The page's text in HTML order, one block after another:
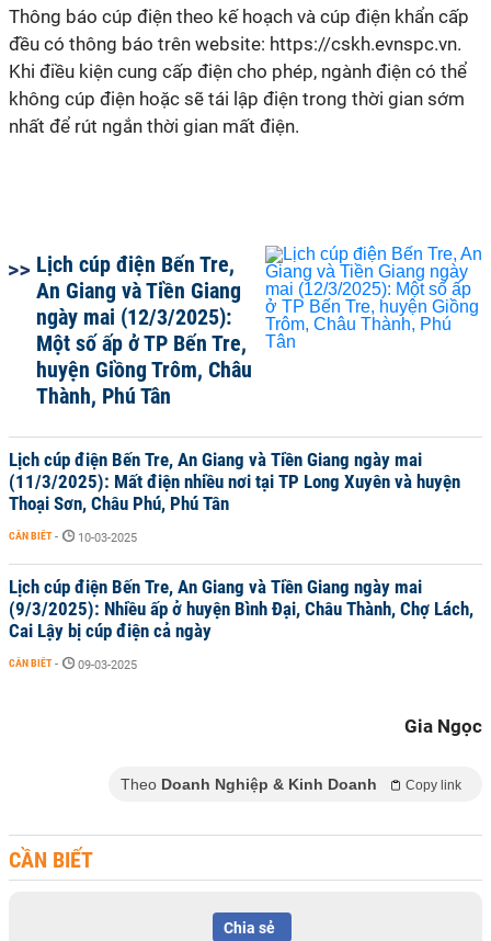
Thông báo cúp điện theo kế hoạch và cúp điện khẩn cấp
đều có thông báo trên website: https://cskh.evnspc.vn.
Khi điều kiện cung cấp điện cho phép, ngành điện có thể
không cúp điện hoặc sẽ tái lập điện trong thời gian sớm
nhất để rút ngắn thời gian mất điện.
Lịch cúp điện Bến Tre,
An Giang và Tiền Giang
ngày mai (12/3/2025):
Một số ấp ở TP Bến Tre,
huyện Giồng Trôm, Châu
Thành, Phú Tân
Lịch cúp điện Bến Tre, An Giang và Tiền Giang ngày mai
(11/3/2025): Mất điện nhiều nơi tại TP Long Xuyên và huyện
Thoại Sơn, Châu Phú, Phú Tân
CẦN BIẾT - 10-03-2025
Lịch cúp điện Bến Tre, An Giang và Tiền Giang ngày mai
(9/3/2025): Nhiều ấp ở huyện Bình Đại, Châu Thành, Chợ Lách,
Cai Lậy bị cúp điện cả ngày
CẦN BIẾT - 09-03-2025
Gia Ngọc
Theo Doanh Nghiệp & Kinh Doanh Copy link
CẦN BIẾT
Chia sẻ